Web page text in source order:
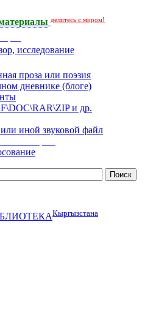
делитесь с миром!
исследование
проза или поэзия
дневнике (блоге)
и др.
иной звуковой файл
Кыргызстана